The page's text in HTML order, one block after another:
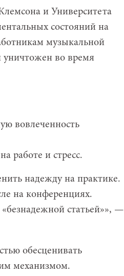
и Университета
состояний на
музыкальной
уничтожен во время
вовлеченность
работе и стресс.
надежду на практике.
на конференциях.
статьей»», —
обесценивать
механизмом.